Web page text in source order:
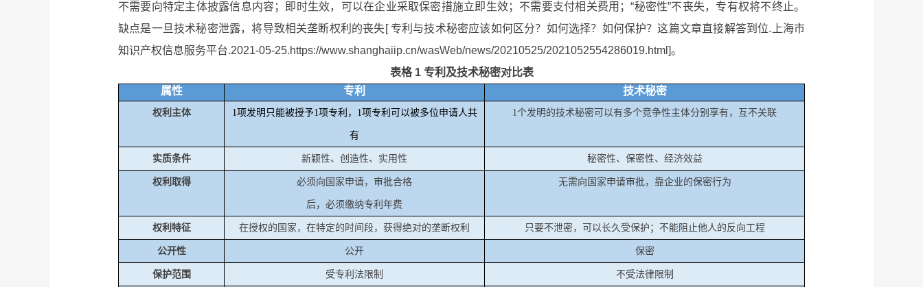
不需要向特定主体披露信息内容；即时生效，可以在企业采取保密措施立即生效；不需要支付相关费用；“秘密性”不丧失，专有权将不终止。
缺点是一旦技术秘密泄露，将导致相关垄断权利的丧失[ 专利与技术秘密应该如何区分？如何选择？如何保护？这篇文章直接解答到位.上海市
知识产权信息服务平台.2021-05-25.https://www.shanghaiip.cn/wasWeb/news/20210525/2021052554286019.html]。
表格 1 专利及技术秘密对比表
属性
专利 技术秘密
权利主体 1项发明只能被授予1项专利， 1项专利可以被多位申请人共
有
1个发明的技术秘密可以有多个竞争性主体分别享有，互不关联
实质条件 新颖性、创造性、实用性 秘密性、保密性、经济效益
权利取得 必须向国家申请，审批合格
后，必须缴纳专利年费
无需向国家申请审批，靠企业的保密行为
权利特征 在授权的国家，在特定的时间段，获得绝对的垄断权利 只要不泄密，可以长久受保护；不能阻止他人的反向工程
公开性 公开 保密
保护范围 受专利法限制 不受法律限制